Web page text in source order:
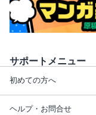
サポートメニュー
初めての方へ
ヘルプ・お問合せ